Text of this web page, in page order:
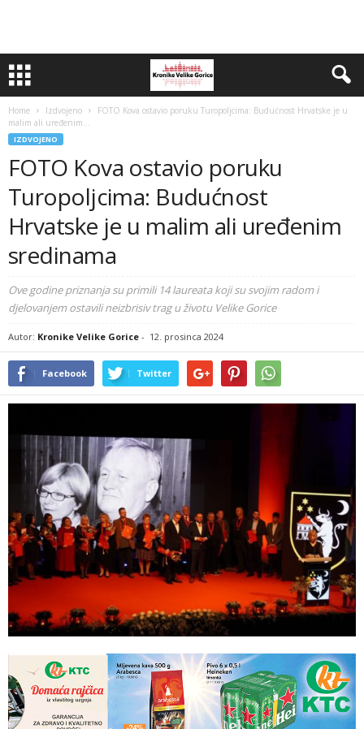
Home Izdvojeno
FOTO Kova ostavio poruku Turopoljcima: Budućnost Hrvatske je u
malim ali uređenim...
IZDVOJENO
FOTO Kova ostavio poruku
Turopoljcima: Budućnost
Hrvatske je u malim ali uređenim
sredinama
Ove godine priznanja su primili 14 laureata koji su svojim radom i
djelovanjem ostavili neizbrisiv trag u životu Velike Gorice
Autor: Kronike Velike Gorice - 12. prosinca 2024
Facebook Twitter